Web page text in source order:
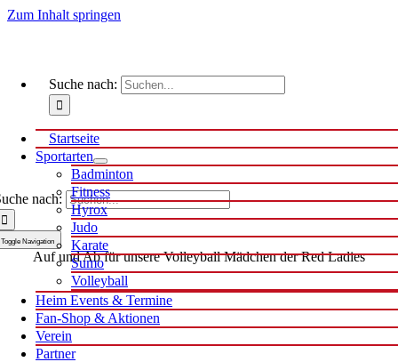
Zum Inhalt springen
nach:
Toggle Navigation
Startseite
Sportarten
Badminton
Fitness
Hyrox
Judo
Karate
Sumo
Volleyball
Heim Events & Termine
Fan-Shop & Aktionen
Verein
Partner
Suche nach:
Auf und Ab für unsere Volleyball Mädchen der Red Ladies